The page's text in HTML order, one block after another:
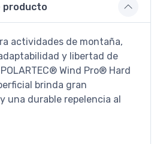
producto
actividades de montaña,
y libertad de
Wind Pro® Hard
brinda gran
una durable repelencia al